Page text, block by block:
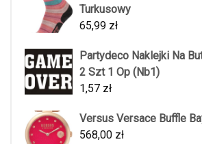
Turkusowy
65,99 zł
Partydeco Naklejki Na
2 Szt 1 Op (Nb1)
1,57 zł
Versus Versace Buffle
568,00 zł